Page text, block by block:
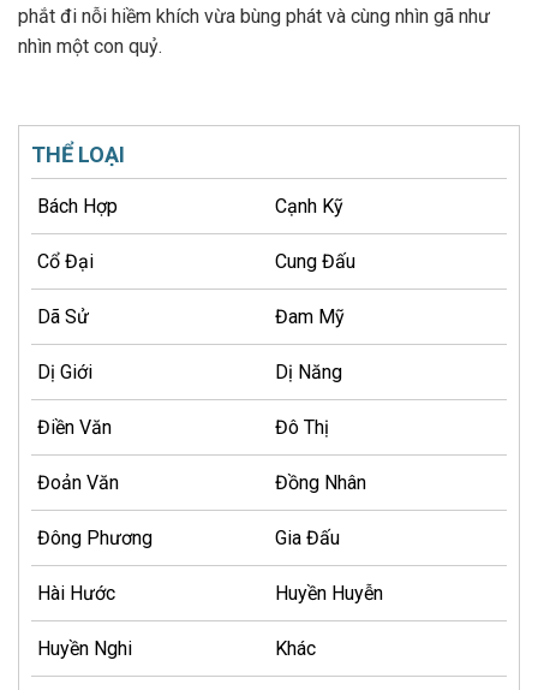
phắt đi nỗi hiềm khích vừa bùng phát và cùng nhìn gã như
nhìn một con quỷ.
THỂ LOẠI
Bách Hợp Cạnh Kỹ
Cổ Đại Cung Đấu
Dã Sử Đam Mỹ
Dị Giới Dị Năng
Điền Văn Đô Thị
Đoản Văn Đồng Nhân
Đông Phương Gia Đấu
Hài Hước Huyền Huyễn
Huyền Nghi Khác